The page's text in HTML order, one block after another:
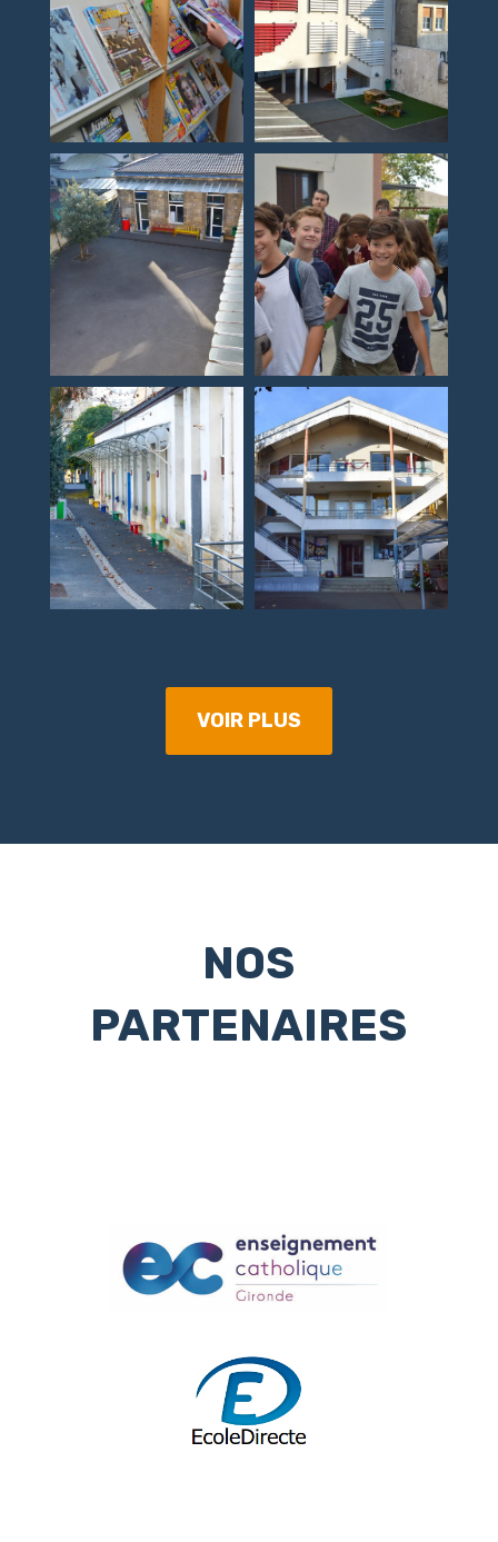
VOIR PLUS
NOS
PARTENAIRES